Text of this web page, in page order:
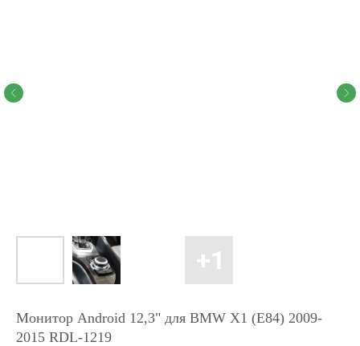
Монитор Android 12,3" для BMW X1 (E84) 2009-
2015 RDL-1219